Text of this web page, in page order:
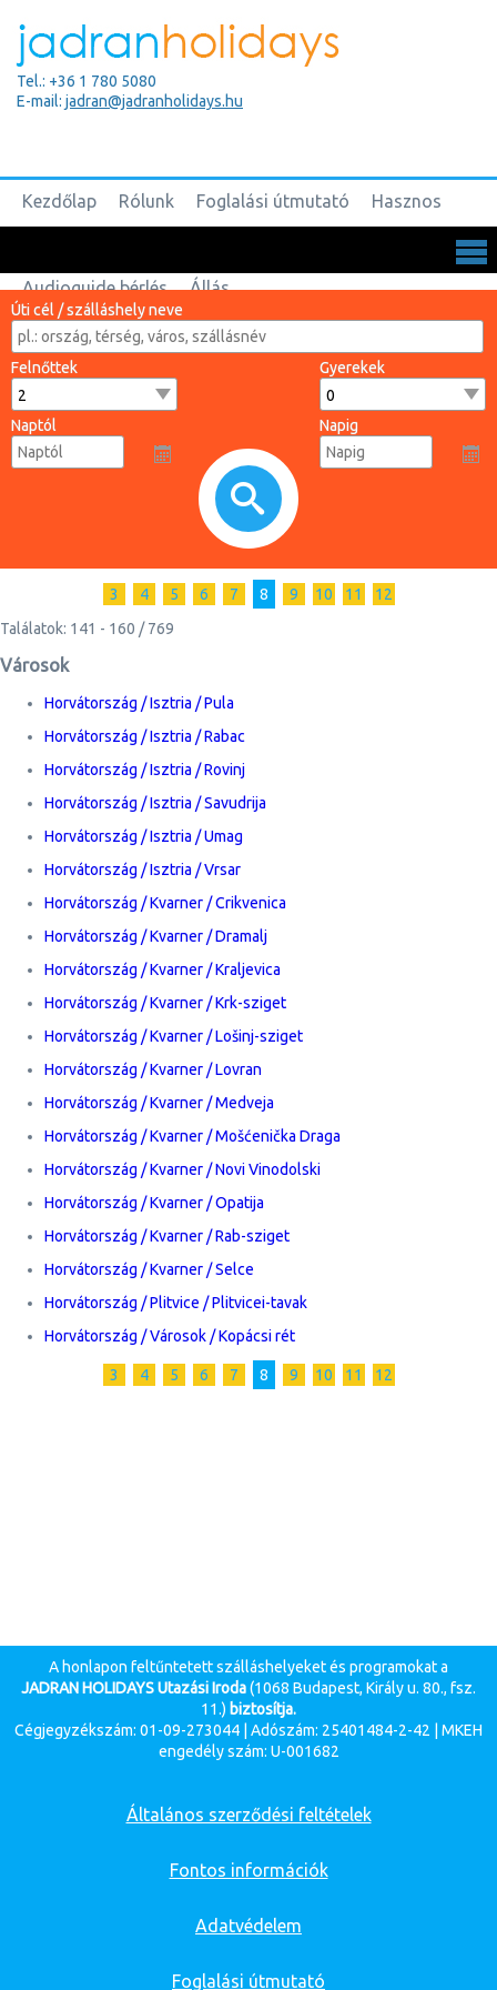
Tel.: +36 1 780 5080
E-mail: jadran@jadranholidays.hu
Kezdőlap Rólunk Foglalási útmutató Hasznos
Audioguide bérlés Állás
Úti cél / szálláshely neve
Felnőttek Gyerekek
Naptól Napig
3 4 5 6 7 8 9 10 11
12
Találatok: 141 - 160 / 769
Városok
Horvátország / Isztria / Pula
Horvátország / Isztria / Rabac
Horvátország / Isztria / Rovinj
Horvátország / Isztria / Savudrija
Horvátország / Isztria / Umag
Horvátország / Isztria / Vrsar
Horvátország / Kvarner / Crikvenica
Horvátország / Kvarner / Dramalj
Horvátország / Kvarner / Kraljevica
Horvátország / Kvarner / Krk-sziget
Horvátország / Kvarner / Lošinj-sziget
Horvátország / Kvarner / Lovran
Horvátország / Kvarner / Medveja
Horvátország / Kvarner / Mošćenička Draga
Horvátország / Kvarner / Novi Vinodolski
Horvátország / Kvarner / Opatija
Horvátország / Kvarner / Rab-sziget
Horvátország / Kvarner / Selce
Horvátország / Plitvice / Plitvicei-tavak
Horvátország / Városok / Kopácsi rét
3 4 5 6 7 8 9 10 11 12
A honlapon feltűntetett szálláshelyeket és programokat a
JADRAN HOLIDAYS Utazási Iroda(1068 Budapest, Király u. 80., fsz.
11.) biztosítja.
Cégjegyzékszám: 01-09-273044 | Adószám: 25401484-2-42 | MKEH
engedély szám: U-001682
Általános szerződési feltételek
Fontos információk
Adatvédelem
Foglalási útmutató